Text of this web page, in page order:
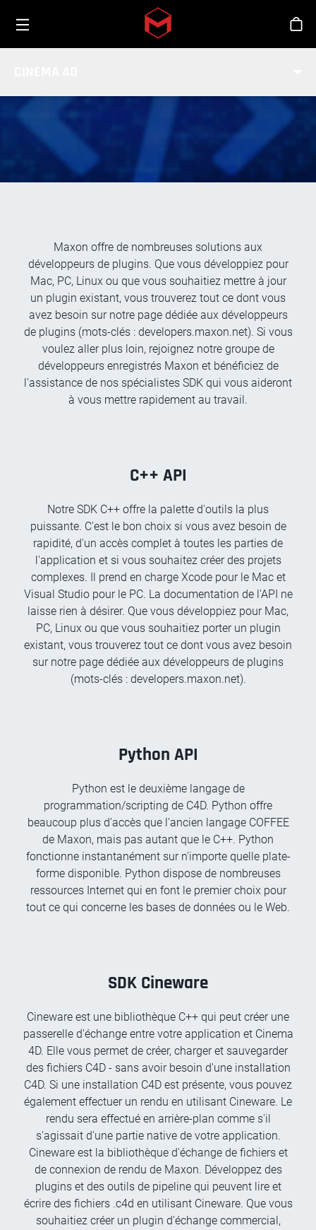
Skip to main content
Maxon offre de nombreuses solutions aux
développeurs de plugins. Que vous développiez pour
Mac, PC, Linux ou que vous souhaitiez mettre à jour
un plugin existant, vous trouverez tout ce dont vous
avez besoin sur notre page dédiée aux développeurs
de plugins (mots-clés : developers.maxon.net). Si vous
voulez aller plus loin, rejoignez notre groupe de
développeurs enregistrés Maxon et bénéficiez de
l'assistance de nos spécialistes SDK qui vous aideront
à vous mettre rapidement au travail.
C++ API
Notre SDK C++ offre la palette d'outils la plus
puissante. C'est le bon choix si vous avez besoin de
rapidité, d'un accès complet à toutes les parties de
l'application et si vous souhaitez créer des projets
complexes. Il prend en charge Xcode pour le Mac et
Visual Studio pour le PC. La documentation de l'API ne
laisse rien à désirer. Que vous développiez pour Mac,
PC, Linux ou que vous souhaitiez porter un plugin
existant, vous trouverez tout ce dont vous avez besoin
sur notre page dédiée aux développeurs de plugins
(mots-clés : developers.maxon.net).
Python API
Python est le deuxième langage de
programmation/scripting de C4D. Python offre
beaucoup plus d'accès que l'ancien langage COFFEE
de Maxon, mais pas autant que le C++. Python
fonctionne instantanément sur n'importe quelle plate-
forme disponible. Python dispose de nombreuses
ressources Internet qui en font le premier choix pour
tout ce qui concerne les bases de données ou le Web.
SDK Cineware
Cineware est une bibliothèque C++ qui peut créer une
passerelle d'échange entre votre application et Cinema
4D. Elle vous permet de créer, charger et sauvegarder
des fichiers C4D - sans avoir besoin d'une installation
C4D. Si une installation C4D est présente, vous pouvez
également effectuer un rendu en utilisant Cineware. Le
rendu sera effectué en arrière-plan comme s'il
s'agissait d'une partie native de votre application.
Cineware est la bibliothèque d'échange de fichiers et
de connexion de rendu de Maxon. Développez des
plugins et des outils de pipeline qui peuvent lire et
écrire des fichiers .c4d en utilisant Cineware. Que vous
souhaitiez créer un plugin d'échange commercial,